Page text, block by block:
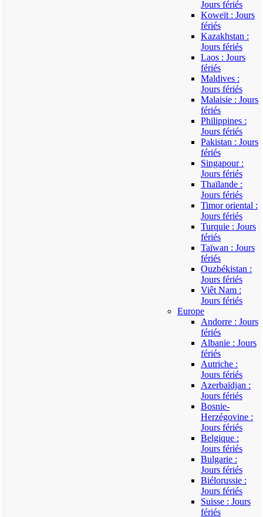
Jours fériés
Koweït : Jours
fériés
Kazakhstan :
Jours fériés
Laos : Jours
fériés
Maldives :
Jours fériés
Malaisie : Jours
fériés
Philippines :
Jours fériés
Pakistan : Jours
fériés
Singapour :
Jours fériés
Thaïlande :
Jours fériés
Timor oriental :
Jours fériés
Turquie : Jours
fériés
Taïwan : Jours
fériés
Ouzbékistan :
Jours fériés
Viêt Nam :
Jours fériés
Europe
Andorre : Jours
fériés
Albanie : Jours
fériés
Autriche :
Jours fériés
Azerbaïdjan :
Jours fériés
Bosnie-
Herzégovine :
Jours fériés
Belgique :
Jours fériés
Bulgarie :
Jours fériés
Biélorussie :
Jours fériés
Suisse : Jours
fériés